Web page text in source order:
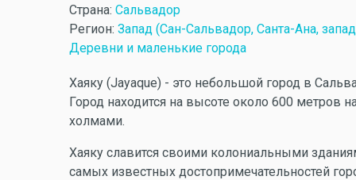
Страна: Сальвадор
Регион: Запад (Сан-Сальвадор, Санта-Ана,
Деревни и маленькие города
Хаяку (Jayaque) - это небольшой город в
Город находится на высоте около 600
холмами.
Хаяку славится своими колониальными
самых известных достопримечательностей